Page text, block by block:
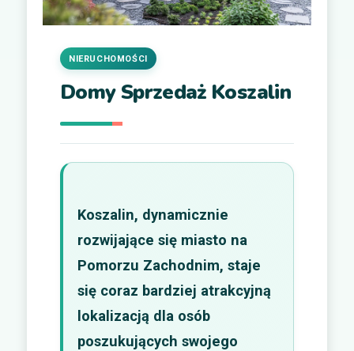
Domy Sprzedaż Koszalin
NIERUCHOMOŚCI
Koszalin, dynamicznie
rozwijające się miasto na
Pomorzu Zachodnim, staje
się coraz bardziej atrakcyjną
lokalizacją dla osób
poszukujących swojego